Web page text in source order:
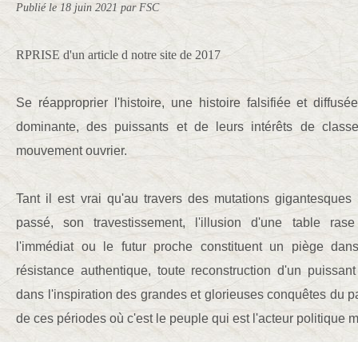
Publié le 18 juin 2021 par FSC
RPRISE d'un article d notre site de 2017
Se réapproprier l'histoire, une histoire falsifiée et
dominante, des puissants et de leurs intérêts de
mouvement ouvrier.
Tant il est vrai qu'au travers des mutations
passé, son travestissement, l'illusion d'une table
l'immédiat ou le futur proche constituent un piège
résistance authentique, toute reconstruction d'un
dans l'inspiration des grandes et glorieuses conquêtes du
de ces périodes où c'est le peuple qui est l'acteur politique